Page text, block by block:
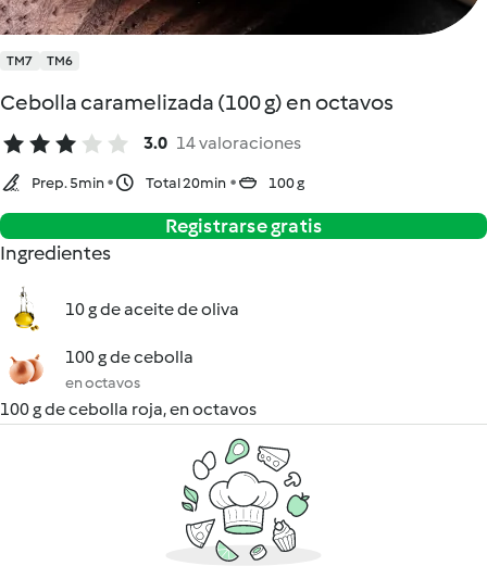
TM7 TM6
Cebolla caramelizada (100 g) en octavos
3.0 14 valoraciones
Prep. 5min Total 20min 100 g
Registrarse gratis
Ingredientes
10 g de aceite de oliva
100 g de cebolla
en octavos
100 g de cebolla roja, en octavos